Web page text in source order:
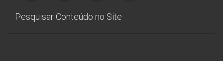
Pesquisar Conteúdo no Site